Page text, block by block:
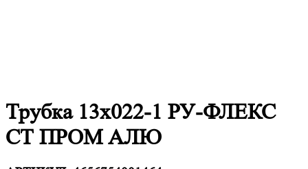
Трубка 13х022-1 РУ-ФЛЕКС
СТ ПРОМ АЛЮ